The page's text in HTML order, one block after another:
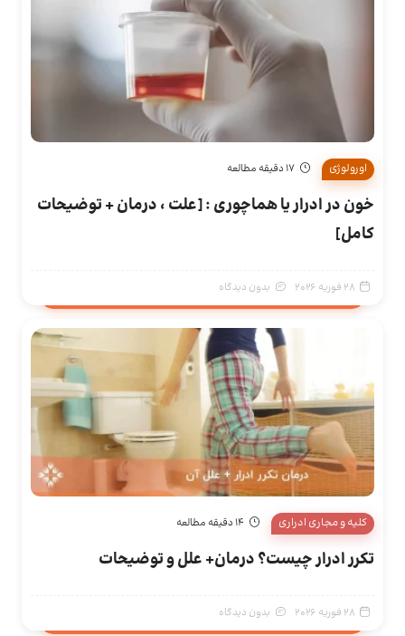
اورولوژی 17 دقیقه مطالعه
خون در ادرار یا هماچوری : [علت ، درمان + توضیحات
کامل]
28 فوریه 2026 بدون دیدگاه
کلیه و مجاری ادراری 14 دقیقه مطالعه
تکرر ادرار چیست؟ درمان+ علل و توضیحات
28 فوریه 2026 بدون دیدگاه